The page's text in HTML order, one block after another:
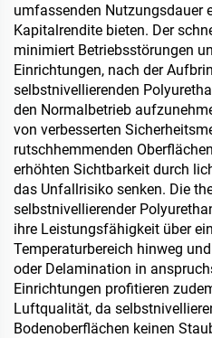
umfassenden Nutzungsdauer
Kapitalrendite bieten. Der
minimiert Betriebsstörungen
Einrichtungen, nach der
selbstnivellierenden
den Normalbetrieb
von verbesserten
rutschhemmenden
erhöhten Sichtbarkeit durch
das Unfallrisiko senken. Die
selbstnivellierender
ihre Leistungsfähigkeit über
Temperaturbereich hinweg
oder Delamination in
Einrichtungen profitieren
Luftqualität, da
Bodenoberflächen keinen